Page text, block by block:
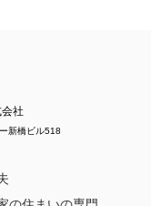
社
新橋ビル518